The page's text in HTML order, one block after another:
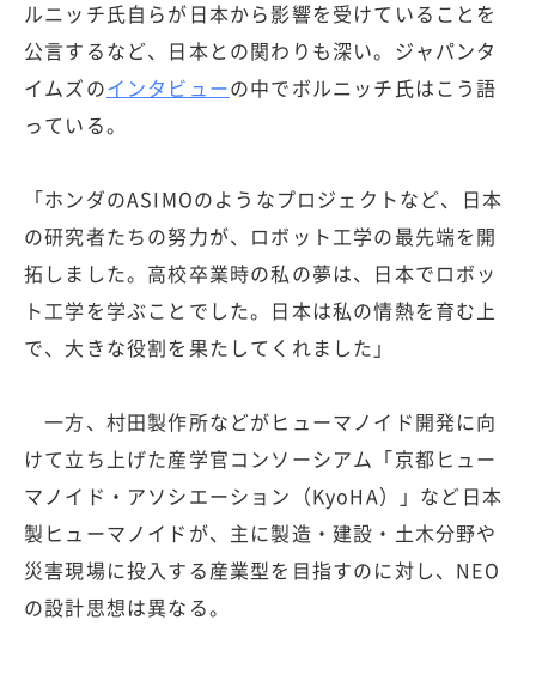
ルニッチ氏自らが日本から影響を受けていることを
公言するなど、日本との関わりも深い。ジャパンタ
イムズのインタビューの中でボルニッチ氏はこう語
っている。
「ホンダのASIMOのようなプロジェクトなど、日本
の研究者たちの努力が、ロボット工学の最先端を開
拓しました。高校卒業時の私の夢は、日本でロボッ
ト工学を学ぶことでした。日本は私の情熱を育む上
で、大きな役割を果たしてくれました」
一方、村田製作所などがヒューマノイド開発に向
けて立ち上げた産学官コンソーシアム「京都ヒュー
マノイド・アソシエーション（KyoHA）」など日本
製ヒューマノイドが、主に製造・建設・土木分野や
災害現場に投入する産業型を目指すのに対し、NEO
の設計思想は異なる。